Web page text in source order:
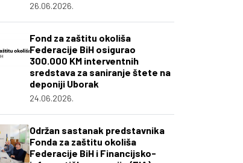
26.06.2026.
Fond za zaštitu okoliša
Federacije BiH osigurao
300.000 KM interventnih
sredstava za saniranje štete na
deponiji Uborak
24.06.2026.
Održan sastanak predstavnika
Fonda za zaštitu okoliša
Federacije BiH i Financijsko-